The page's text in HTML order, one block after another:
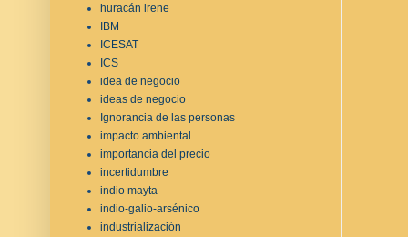
huracán irene
IBM
ICESAT
ICS
idea de negocio
ideas de negocio
Ignorancia de las personas
impacto ambiental
importancia del precio
incertidumbre
indio mayta
indio-galio-arsénico
industrialización